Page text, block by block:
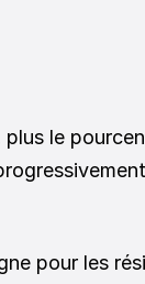
plus le
pour les